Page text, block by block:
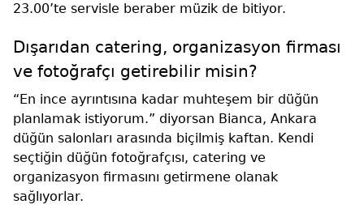
23.00’te servisle beraber müzik de bitiyor.
Dışarıdan catering, organizasyon firması
ve fotoğrafçı getirebilir misin?
“En ince ayrıntısına kadar muhteşem bir düğün
planlamak istiyorum.” diyorsan Bianca, Ankara
düğün salonları arasında biçilmiş kaftan. Kendi
seçtiğin düğün fotoğrafçısı, catering ve
organizasyon firmasını getirmene olanak
sağlıyorlar.